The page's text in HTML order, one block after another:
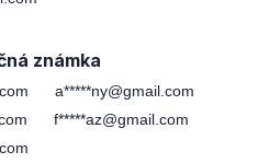
známka
a*****ny@gmail.com
f*****az@gmail.com